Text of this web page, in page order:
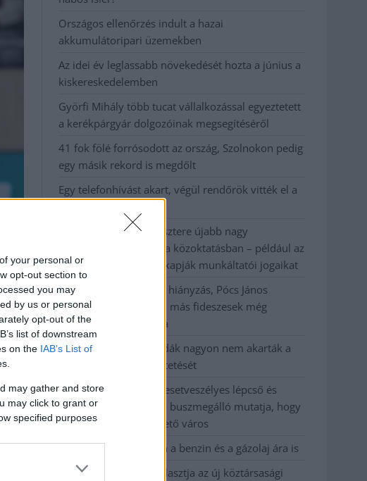
your personal or
opt-out section to
you may
by us or personal
opt-out of the
list of downstream
on the IAB’s List of
may gather and store
may click to grant or
specified purposes
Országos ellenőrzés indult a hazai
akkumulátoripari üzemekben
Az idei év leglassabb növekedését hozta a június a
kiskereskedelemben
Györfi Mihály több tucat vállalkozással egyeztetett
a kerékpárgyár dolgozóinak megsegítéséről
41 fok fölé forrósodott az ország, Szolnokon pedig
egy másik rekord is megdőlt
Egy telefonhívást akart, végül rendőrök vitték el a
A Tisza kormány minisztere újabb nagy
változásokról döntött a közoktatásban – például az
iskolaigazgatók visszakapják munkáltatói jogaikat
Sok volt az igazolatlan hiányzás, Pócs János
fizetéslevonást kapott, más fideszesek még
kevesebbet vittek haza
A Szolnok megyei gazdák nagyon nem akarták a
JÉGER további üzemeltetését
Csendélet 5.0: alig balesetveszélyes lépcső és
remek állapotban levő buszmegálló mutatja, hogy
Szolnok mennyire élhető város
Pénteken újra csökken a benzin és a gázolaj ára is
Napokon belül megválasztja az új köztársasági